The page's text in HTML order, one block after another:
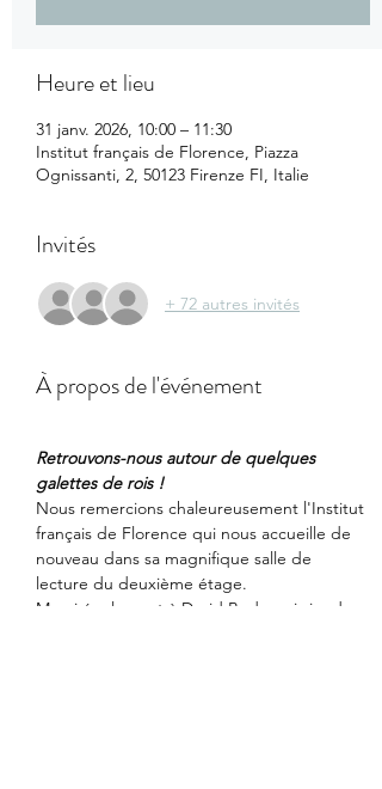
Heure et lieu
31 janv. 2026, 10:00 – 11:30
Institut français de Florence, Piazza
Ognissanti, 2, 50123 Firenze FI, Italie
Invités
+ 72 autres invités
À propos de l'événement
Retrouvons-nous autour de quelques
galettes de rois !
Nous remercions chaleureusement l'Institut
français de Florence qui nous accueille de
nouveau dans sa magnifique salle de
lecture du deuxième étage.
Merci également à David Bedu qui viendra